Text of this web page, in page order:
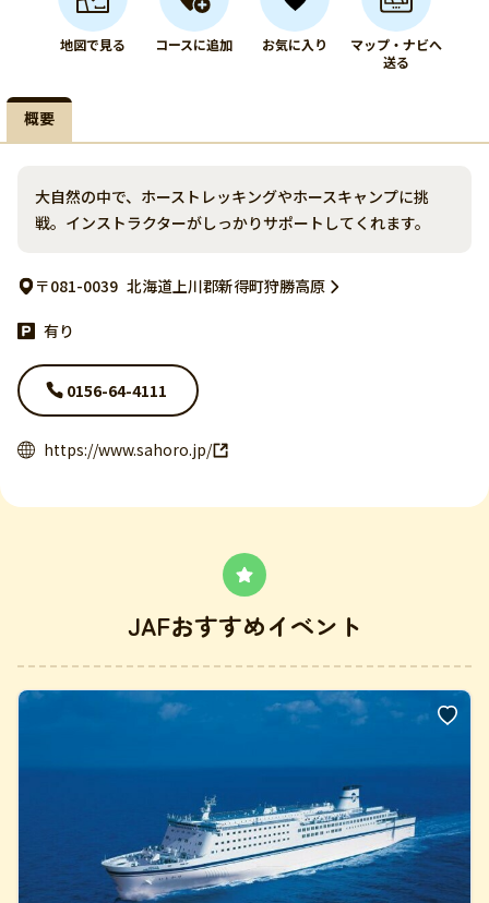
地図で見る コースに追加 お気に入り
マップ・ナビへ
送る
概要
大自然の中で、ホーストレッキングやホースキャンプに挑
戦。インストラクターがしっかりサポートしてくれます。
〒081-0039 北海道上川郡新得町狩勝高原
有り
0156-64-4111
https://www.sahoro.jp/
JAFおすすめイベント